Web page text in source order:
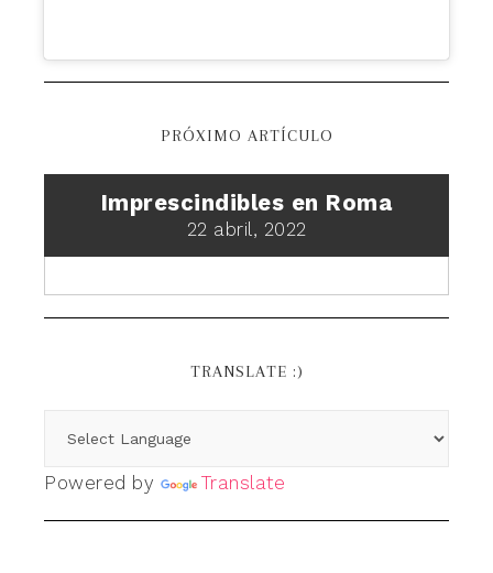
PRÓXIMO ARTÍCULO
Imprescindibles en Roma
22 abril, 2022
TRANSLATE :)
Powered by Translate